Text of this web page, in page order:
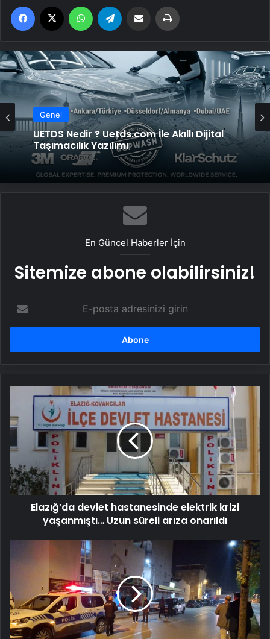
Facebook WhatsApp Email'den paylaş
Genel
UETDS Nedir ? Uetds.com İle Akıllı Dijital
Taşımacılık Yazılımı
Genel
Vira Assistance’tan Türkiye Genelinde
Güvenli Araç Taşıma ve Yol Yardım Atağı
En Güncel Haberler İçin
Sitemize abone olabilirsiniz!
posta
adresinizi
hastanesinde
elektrik
yaşanmıştı…
Uzun
süreli
arıza
onarıldıElazığ’da devlet hastanesinde elektrik krizi
yaşanmıştı… Uzun süreli arıza onarıldı
bekçiyi
bıçakladılar